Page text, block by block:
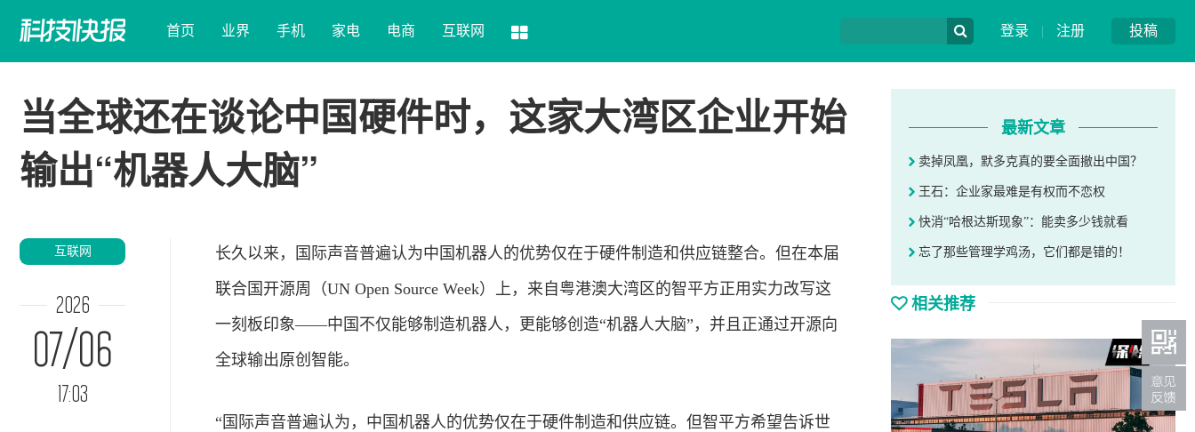
投稿
登录 | 注册
首页 业界 手机 家电 电商 互联网
当全球还在谈论中国硬件时，这家大湾区企业开始
输出“机器人大脑”
互联网
2026
07/06
17:03
长久以来，国际声音普遍认为中国机器人的优势仅在于硬件制造和供应链整合。但在本届
联合国开源周（UN Open Source Week）上，来自粤港澳大湾区的智平方正用实力改写这
一刻板印象——中国不仅能够制造机器人，更能够创造“机器人大脑”，并且正通过开源向
全球输出原创智能。
“国际声音普遍认为，中国机器人的优势仅在于硬件制造和供应链。但智平方希望告诉世
最新文章
卖掉凤凰，默多克真的要全面撤出中国？
王石：企业家最难是有权而不恋权
快消“哈根达斯现象”：能卖多少钱就看
忘了那些管理学鸡汤，它们都是错的！
相关推荐